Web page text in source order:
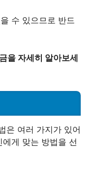
수 있으므로 반드
을 자세히 알아보세
은 여러 가지가 있어
게 맞는 방법을 선